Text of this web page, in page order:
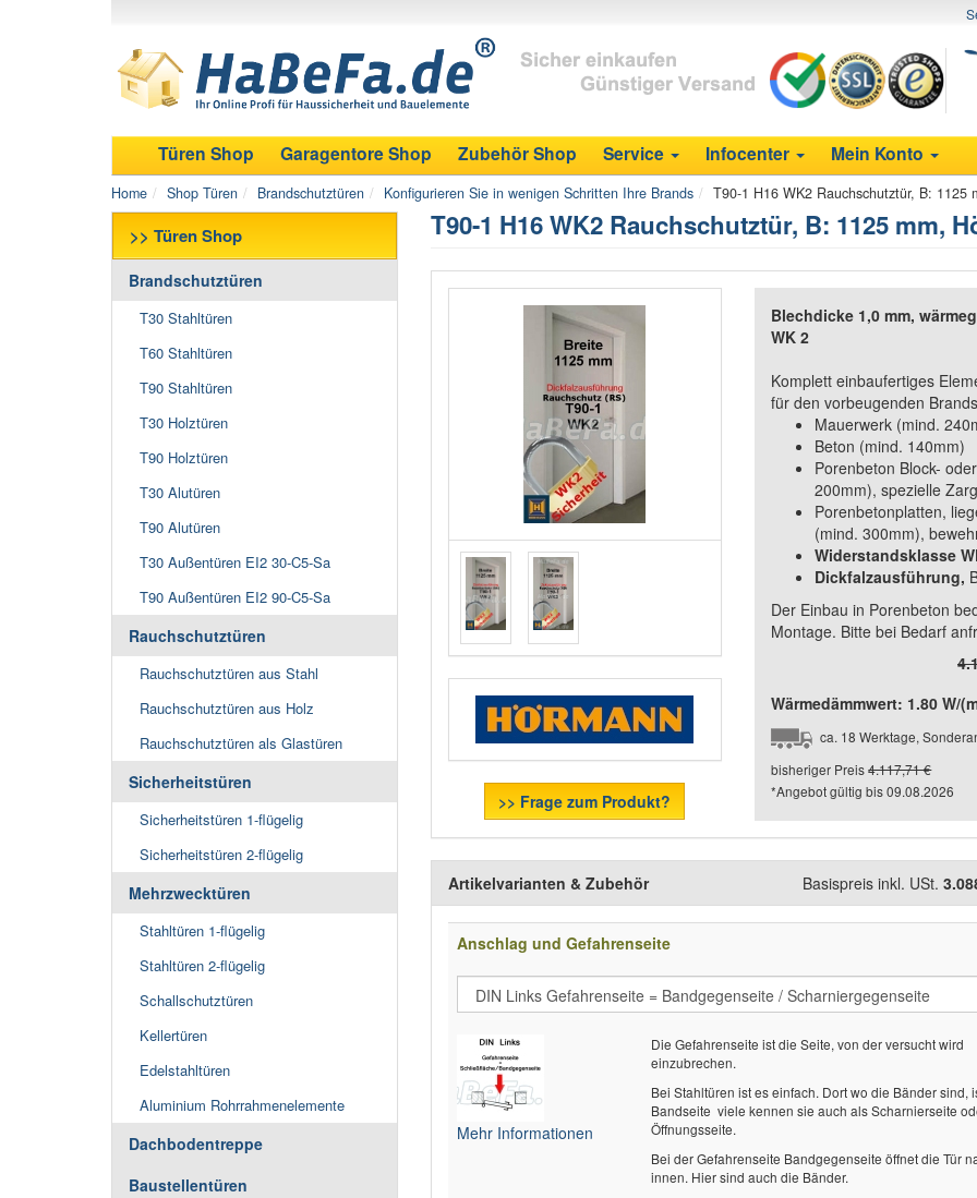
Türen Shop Garagentore Shop Zubehör Shop Service Infocenter Mein Konto
Home Shop Türen Brandschutztüren Konfigurieren Sie in wenigen Schritten Ihre Brands T90-1 H16 WK2 Rauchschutztür, B: 1125
>> Türen Shop
Brandschutztüren
T30 Stahltüren
T60 Stahltüren
T90 Stahltüren
T30 Holztüren
T90 Holztüren
T30 Alutüren
T90 Alutüren
T30 Außentüren EI2 30-C5-Sa
T90 Außentüren EI2 90-C5-Sa
Rauchschutztüren
Rauchschutztüren aus Stahl
Rauchschutztüren aus Holz
Rauchschutztüren als Glastüren
Sicherheitstüren
Sicherheitstüren 1-flügelig
Sicherheitstüren 2-flügelig
Mehrzwecktüren
Stahltüren 1-flügelig
Stahltüren 2-flügelig
Schallschutztüren
Kellertüren
Edelstahltüren
Aluminium Rohrrahmenelemente
Dachbodentreppe
Baustellentüren
T90-1 H16 WK2 Rauchschutztür, B: 1125 mm,
>> Frage zum Produkt?
Blechdicke 1,0 mm,
WK 2
Komplett einbaufertiges
für den vorbeugenden
Mauerwerk (mind.
Beton (mind. 140mm)
Porenbeton Block-
200mm), spezielle
Porenbetonplatten,
(mind. 300mm),
Widerstandsklasse
Dickfalzausführung,
Der Einbau in Porenbeton
Montage. Bitte bei Bedarf
Wärmedämmwert: 1.80 W/
ca. 18 Werktage,
bisheriger Preis4.117,71 €
*Angebot gültig bis09.08.2026
Artikelvarianten & Zubehör Basispreis inkl. USt.
Anschlag und Gefahrenseite
Mehr Informationen
Die Gefahrenseite ist die Seite, von der versucht wird
einzubrechen.
Bei Stahltüren ist es einfach. Dort wo die Bänder sind,
Bandseite  viele kennen sie auch als Scharnierseite
Öffnungsseite.
Bei der Gefahrenseite Bandgegenseite öffnet die Tür
innen. Hier sind auch die Bänder.